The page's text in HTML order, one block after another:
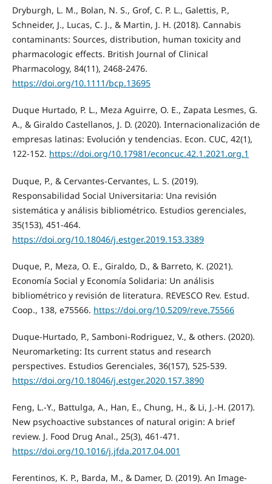
Dryburgh, L. M., Bolan, N. S., Grof, C. P. L., Galettis, P.,
Schneider, J., Lucas, C. J., & Martin, J. H. (2018). Cannabis
contaminants: Sources, distribution, human toxicity and
pharmacologic effects. British Journal of Clinical
Pharmacology, 84(11), 2468-2476.
https://doi.org/10.1111/bcp.13695
Duque Hurtado, P. L., Meza Aguirre, O. E., Zapata Lesmes, G.
A., & Giraldo Castellanos, J. D. (2020). Internacionalización de
empresas latinas: Evolución y tendencias. Econ. CUC, 42(1),
122-152. https://doi.org/10.17981/econcuc.42.1.2021.org.1
Duque, P., & Cervantes-Cervantes, L. S. (2019).
Responsabilidad Social Universitaria: Una revisión
sistemática y análisis bibliométrico. Estudios gerenciales,
35(153), 451-464.
https://doi.org/10.18046/j.estger.2019.153.3389
Duque, P., Meza, O. E., Giraldo, D., & Barreto, K. (2021).
Economía Social y Economía Solidaria: Un análisis
bibliométrico y revisión de literatura. REVESCO Rev. Estud.
Coop., 138, e75566. https://doi.org/10.5209/reve.75566
Duque-Hurtado, P., Samboni-Rodriguez, V., & others. (2020).
Neuromarketing: Its current status and research
perspectives. Estudios Gerenciales, 36(157), 525-539.
https://doi.org/10.18046/j.estger.2020.157.3890
Feng, L.-Y., Battulga, A., Han, E., Chung, H., & Li, J.-H. (2017).
New psychoactive substances of natural origin: A brief
review. J. Food Drug Anal., 25(3), 461-471.
https://doi.org/10.1016/j.jfda.2017.04.001
Ferentinos, K. P., Barda, M., & Damer, D. (2019). An Image-